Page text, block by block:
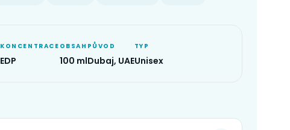
KONCENTRACE
EDP
OBSAH
100 ml
PŮVOD
Dubaj, UAE
TYP
Unisex